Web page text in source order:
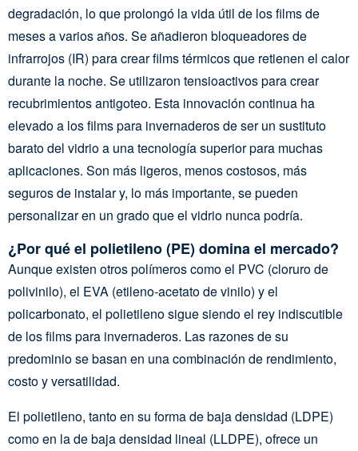
degradación, lo que prolongó la vida útil de los films de
meses a varios años. Se añadieron bloqueadores de
infrarrojos (IR) para crear films térmicos que retienen el calor
durante la noche. Se utilizaron tensioactivos para crear
recubrimientos antigoteo. Esta innovación continua ha
elevado a los films para invernaderos de ser un sustituto
barato del vidrio a una tecnología superior para muchas
aplicaciones. Son más ligeros, menos costosos, más
seguros de instalar y, lo más importante, se pueden
personalizar en un grado que el vidrio nunca podría.
¿Por qué el polietileno (PE) domina el mercado?
Aunque existen otros polímeros como el PVC (cloruro de
polivinilo), el EVA (etileno-acetato de vinilo) y el
policarbonato, el polietileno sigue siendo el rey indiscutible
de los films para invernaderos. Las razones de su
predominio se basan en una combinación de rendimiento,
costo y versatilidad.
El polietileno, tanto en su forma de baja densidad (LDPE)
como en la de baja densidad lineal (LLDPE), ofrece un